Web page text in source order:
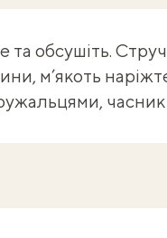
та обсушіть.
м’якоть
часник